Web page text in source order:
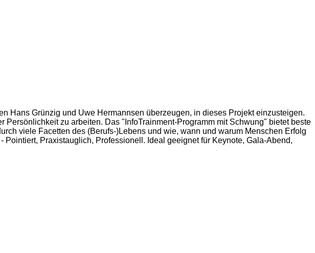
Hans Grünzig und Uwe Hermannsen überzeugen, in dieses Projekt einzusteigen.
zu arbeiten. Das "InfoTrainment-Programm mit Schwung" bietet beste
viele Facetten des (Berufs-)Lebens und wie, wann und warum Menschen Erfolg
Praxistauglich, Professionell. Ideal geeignet für Keynote, Gala-Abend,